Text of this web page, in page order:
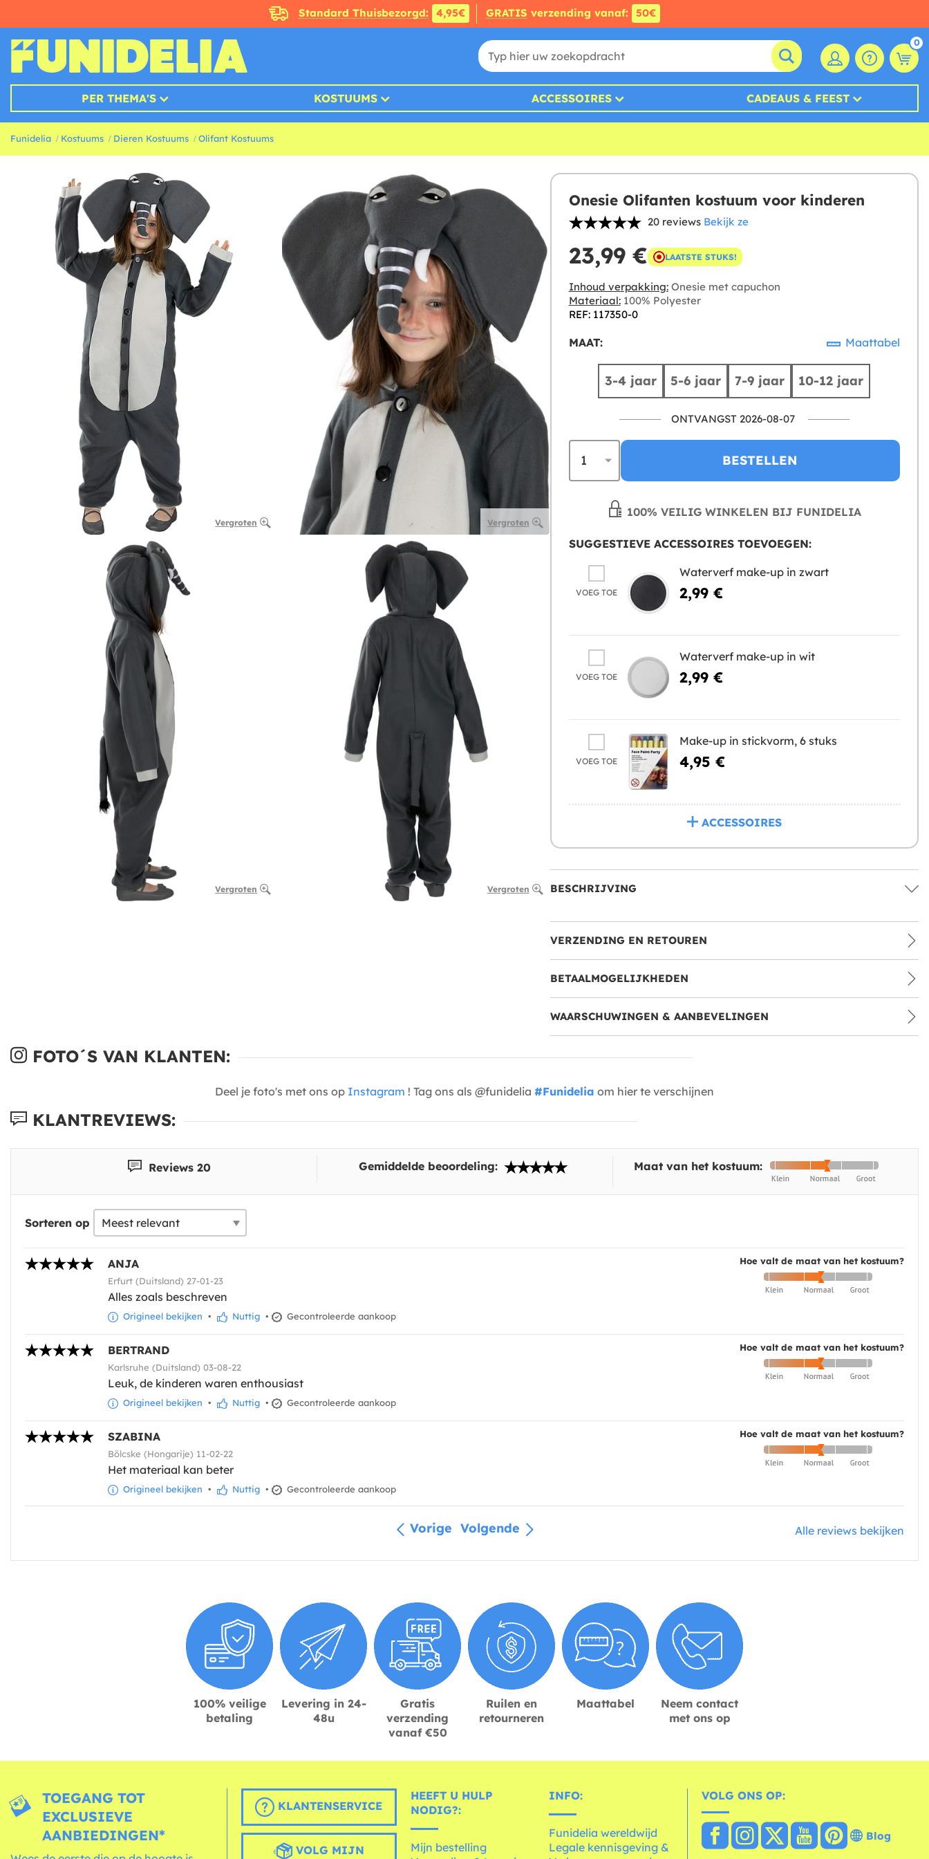
Standard Thuisbezorgd: 4,95€ GRATIS verzending vanaf: 50€
0
PER THEMA'S KOSTUUMS ACCESSOIRES CADEAUS & FEEST
Funidelia Kostuums Dieren Kostuums Olifant Kostuums
Vergroten Vergroten
Vergroten Vergroten
Onesie Olifanten kostuum voor kinderen
20 reviews Bekijk ze
23,99 € LAATSTE STUKS!
Inhoud verpakking:Onesie met capuchon
Materiaal:100% Polyester
REF: 117350-0
MAAT: Maattabel
3-4 jaar 5-6 jaar 7-9 jaar 10-12 jaar
ONTVANGST 2026-08-07
BESTELLEN
100% VEILIG WINKELEN BIJ FUNIDELIA
SUGGESTIEVE ACCESSOIRES TOEVOEGEN:
VOEG TOE
Waterverf make-up in zwart
2,99 €
VOEG TOE
Waterverf make-up in wit
2,99 €
VOEG TOE
Make-up in stickvorm, 6 stuks
4,95 €
ACCESSOIRES
BESCHRIJVING
VERZENDING EN RETOUREN
BETAALMOGELIJKHEDEN
WAARSCHUWINGEN & AANBEVELINGEN
FOTO´S VAN KLANTEN:
Deel je foto's met ons op Instagram ! Tag ons als @funidelia #Funidelia om hier te verschijnen
KLANTREVIEWS:
Reviews 20 Gemiddelde beoordeling: Maat van het kostuum:
Sorteren op
Hoe valt de maat van het kostuum?
ANJA
Erfurt (Duitsland) 27-01-23
Alles zoals beschreven
Origineel bekijken • Nuttig • Gecontroleerde aankoop
Hoe valt de maat van het kostuum?
BERTRAND
Karlsruhe (Duitsland) 03-08-22
Leuk, de kinderen waren enthousiast
Origineel bekijken • Nuttig • Gecontroleerde aankoop
Hoe valt de maat van het kostuum?
SZABINA
Bölcske (Hongarije) 11-02-22
Het materiaal kan beter
Origineel bekijken • Nuttig • Gecontroleerde aankoop
Vorige Volgende Alle reviews bekijken
100% veilige
betaling
Levering in 24-
48u
Gratis
verzending
vanaf €50
Ruilen en
retourneren
Maattabel
Neem contact
met ons op
TOEGANG TOT
EXCLUSIEVE
AANBIEDINGEN*
KLANTENSERVICE
VOLG MIJN
HEEFT U HULP
NODIG?:
Mijn bestelling
INFO:
Funidelia wereldwijd
Legale kennisgeving &
VOLG ONS OP:
Blog